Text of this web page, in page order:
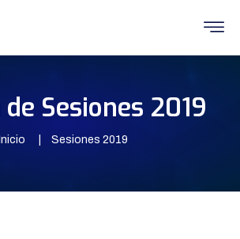
Sesiones 2019
Inicio Sesiones 2019